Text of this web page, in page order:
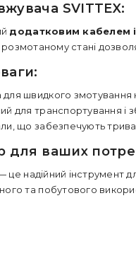
SVITTEX:
додатковим кабелем
розмотаному стані
для швидкого змотування
для транспортування і
що забезпечують
для ваших
це надійний інструмент
та побутового